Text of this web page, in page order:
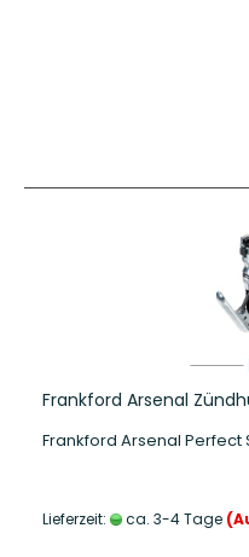
Frankford Arsenal
Frankford Arsenal Perfect
Lieferzeit: ca. 3-4 Tage